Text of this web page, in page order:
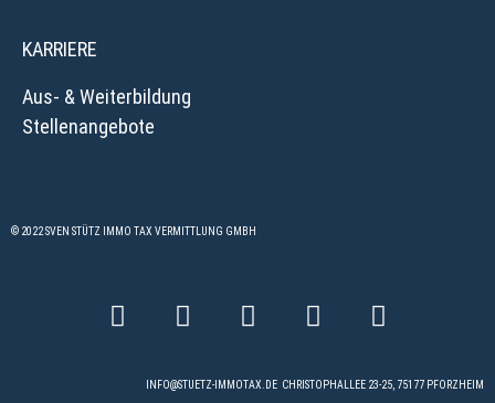
KARRIERE
Aus- & Weiterbildung
Stellenangebote
© 2022 SVEN STÜTZ IMMO TAX VERMITTLUNG GMBH
INFO@STUETZ-IMMOTAX.DE CHRISTOPHALLEE 23-25, 75177 PFORZHEIM